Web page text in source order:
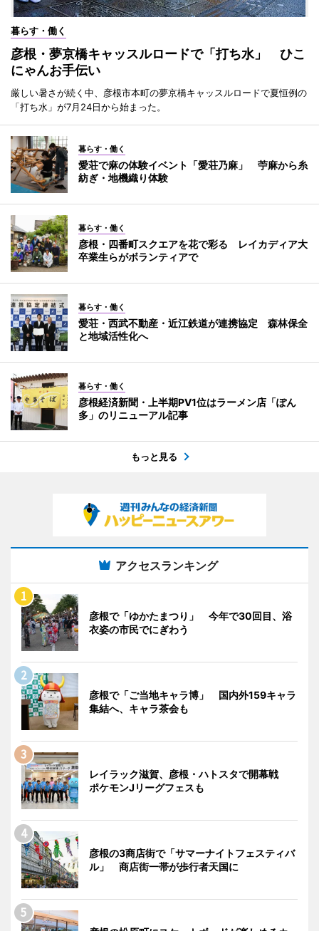
暮らす・働く
彦根・夢京橋キャッスルロードで「打ち水」 ひこ
にゃんお手伝い
厳しい暑さが続く中、彦根市本町の夢京橋キャッスルロードで夏恒例の
「打ち水」が7月24日から始まった。
暮らす・働く
愛荘で麻の体験イベント「愛荘乃麻」 苧麻から糸
紡ぎ・地機織り体験
暮らす・働く
彦根・四番町スクエアを花で彩る レイカディア大
卒業生らがボランティアで
暮らす・働く
愛荘・西武不動産・近江鉄道が連携協定 森林保全
と地域活性化へ
暮らす・働く
彦根経済新聞・上半期PV1位はラーメン店「ぽん
多」のリニューアル記事
もっと見る
アクセスランキング
彦根で「ゆかたまつり」 今年で30回目、浴
衣姿の市民でにぎわう
彦根で「ご当地キャラ博」 国内外159キャラ
集結へ、キャラ茶会も
レイラック滋賀、彦根・ハトスタで開幕戦
ポケモンJリーグフェスも
彦根の3商店街で「サマーナイトフェスティバ
ル」 商店街一帯が歩行者天国に